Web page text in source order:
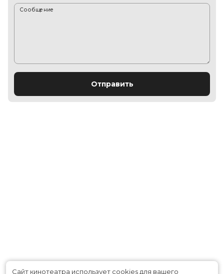
Сообщение
Отправить
Сайт кинотеатра использует cookies для вашего